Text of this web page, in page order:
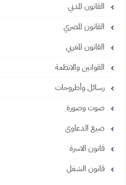
القانون المدني
القانون المصري
القانون المغربي
القوانين والانظمة
رسائل وأطروحات
صوت وصورة
صيغ الدعاوى
قانون الاسرة
قانون الشغل